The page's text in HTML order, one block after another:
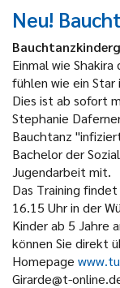
Neu!
Einmal wie
fühlen wie ein
Dies ist ab sofort
Stephanie
Bauchtanz
Bachelor der
Jugendarbeit mit.
Das Training
16.15 Uhr in der
Kinder ab 5 Jahre
können Sie direkt
Homepage
Girarde@t-